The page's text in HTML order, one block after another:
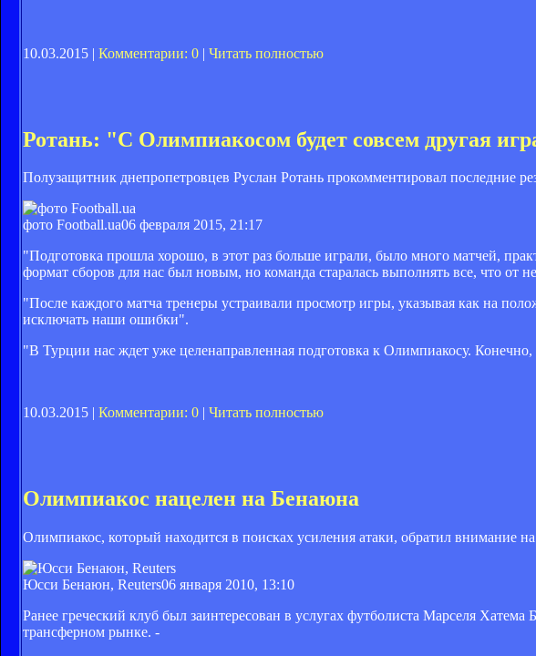
10.03.2015 | Комментарии: 0 | Читать полностью
Ротань: "С Олимпиакосом будет совсем другая
Полузащитник днепропетровцев Руслан Ротань прокомментировал последние
фото Football.ua06 февраля 2015, 21:17
"Подготовка прошла хорошо, в этот раз больше играли, было много матчей,
формат сборов для нас был новым, но команда старалась выполнять все, что от
"После каждого матча тренеры устраивали просмотр игры, указывая как на
исключать наши ошибки".
"В Турции нас ждет уже целенаправленная подготовка к Олимпиакосу. Конечно,
10.03.2015 | Комментарии: 0 | Читать полностью
Олимпиакос нацелен на Бенаюна
Олимпиакос, который находится в поисках усиления атаки, обратил внимание
Юсси Бенаюн, Reuters06 января 2010, 13:10
Ранее греческий клуб был заинтересован в услугах футболиста Марселя
трансферном рынке. -